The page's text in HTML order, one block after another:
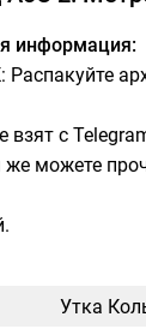
информация:
Распакуйте
взят с
же можете
Утка